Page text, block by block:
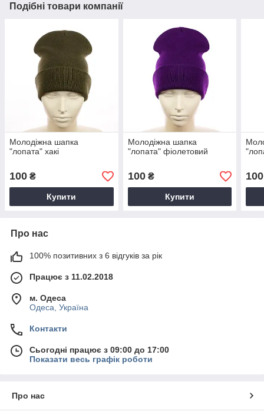
Подібні товари компанії
Молодіжна шапка
"лопата" хакі
100 ₴
Купити
Молодіжна шапка
"лопата" фіолетовий
100₴
Купити
100
Про нас
100% позитивних з 6 відгуків за рік
Працює з 11.02.2018
м. Одеса
Одеса, Україна
Контакти
Сьогодні працює з 09:00 до 17:00
Показати весь графік роботи
Про нас